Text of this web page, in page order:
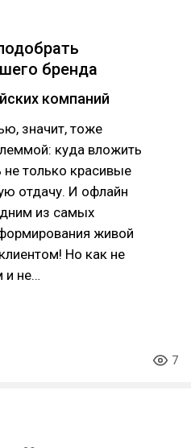
бренда
компаний
значит, тоже
куда вложить
только красивые
отдачу. И офлайн
из самых
живой
Но как не
и не…
7